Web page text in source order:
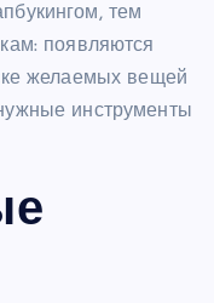
тем
появляются
желаемых вещей
инструменты